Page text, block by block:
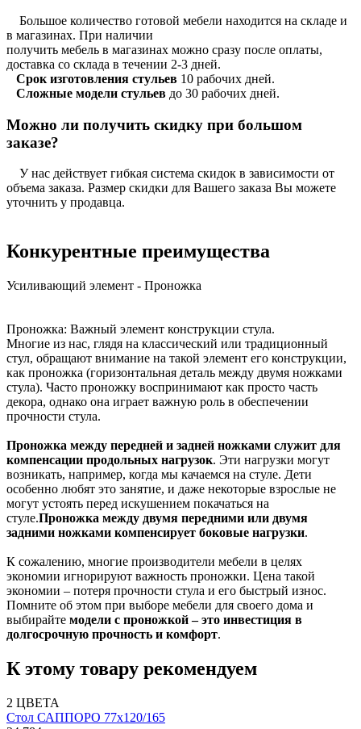
Большое количество готовой мебели находится на складе и
в магазинах. При наличии
получить мебель в магазинах можно сразу после оплаты,
доставка со склада в течении 2-3 дней.
Срок изготовления стульев 10 рабочих дней.
Сложные модели стульев до 30 рабочих дней.
Можно ли получить скидку при большом
заказе?
У нас действует гибкая система скидок в зависимости от
объема заказа. Размер скидки для Вашего заказа Вы можете
уточнить у продавца.
Конкурентные преимущества
Усиливающий элемент - Проножка
Проножка: Важный элемент конструкции стула.
Многие из нас, глядя на классический или традиционный
стул, обращают внимание на такой элемент его конструкции,
как проножка (горизонтальная деталь между двумя ножками
стула). Часто проножку воспринимают как просто часть
декора, однако она играет важную роль в обеспечении
прочности стула.
Проножка между передней и задней ножками служит для
компенсации продольных нагрузок. Эти нагрузки могут
возникать, например, когда мы качаемся на стуле. Дети
особенно любят это занятие, и даже некоторые взрослые не
могут устоять перед искушением покачаться на
стуле.Проножка между двумя передними или двумя
задними ножками компенсирует боковые нагрузки.
К сожалению, многие производители мебели в целях
экономии игнорируют важность проножки. Цена такой
экономии – потеря прочности стула и его быстрый износ.
Помните об этом при выборе мебели для своего дома и
выбирайте модели с проножкой – это инвестиция в
долгосрочную прочность и комфорт.
К этому товару рекомендуем
2 ЦВЕТА
Стол САППОРО 77х120/165